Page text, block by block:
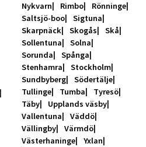
Nykvarn
Rimbo
Rönninge
Saltsjö-boo
Sigtuna
Skarpnäck
Skogås
Skå
Sollentuna
Solna
Sorunda
Spånga
Stenhamra
Stockholm
Sundbyberg
Södertälje
Tullinge
Tumba
Tyresö
Täby
Upplands väsby
Vallentuna
Väddö
Vällingby
Värmdö
Västerhaninge
Yxlan